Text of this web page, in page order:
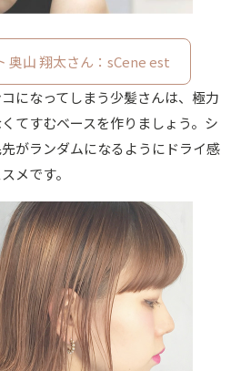
奥山 翔太さん：sCene est
になってしまう少髪さんは、極力
てすむベースを作りましょう。シ
がランダムになるようにドライ感
メです。